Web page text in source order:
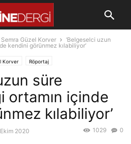
Güzel Korver
‘Belgeselci uzun
kendini görünmez kılabiliyor’
Korver Röportaj
süre
ortamın içinde
kılabiliyor’
2020 0
1029